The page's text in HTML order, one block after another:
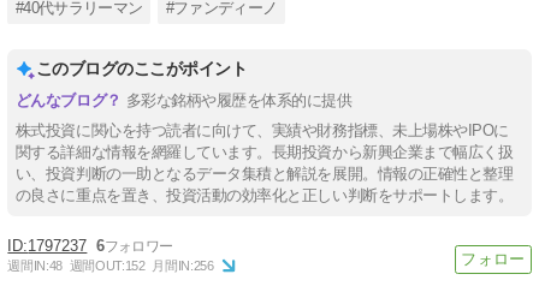
#40代サラリーマン #ファンディーノ
このブログのここがポイント
多彩な銘柄や履歴を体系的に提供
株式投資に関心を持つ読者に向けて、実績や財務指標、未上場株やIPOに
関する詳細な情報を網羅しています。長期投資から新興企業まで幅広く扱
い、投資判断の一助となるデータ集積と解説を展開。情報の正確性と整理
の良さに重点を置き、投資活動の効率化と正しい判断をサポートします。
1797237 6
週間IN:48 週間OUT:152 月間IN:256